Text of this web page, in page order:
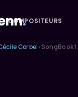
.
COMPOSITEURS
Corbel ›SongBook 1